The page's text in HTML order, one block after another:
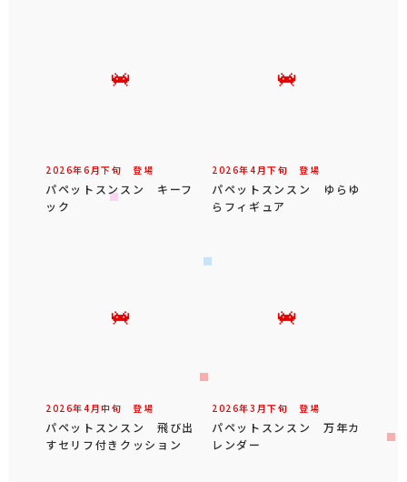
2026年6 月下旬 登場
パペットスンスン キーフ
ック
2026年4 月下旬 登場
パペットスンスン ゆらゆ
らフィギュア
2026年4 月中旬 登場
パペットスンスン 飛び出
すセリフ付きクッション
2026年3 月下旬 登場
パペットスンスン 万年カ
レンダー